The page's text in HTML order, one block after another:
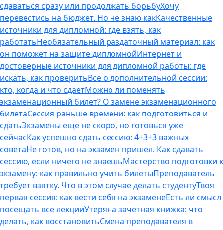
сдаваться сразу или продолжать борьбуХочу
перевестись на бюджет. Но не знаю какКачественные
источники для дипломной: где взять, как
работатьНеобязательный раздаточный материал: как
он поможет на защите дипломнойИнтернет и
достоверные источники для дипломной работы: где
искать, как проверитьВсе о дополнительной сессии:
кто, когда и что сдаетМожно ли поменять
экзаменационный билет? О замене экзаменационного
билетаСессия раньше времени: как подготовиться и
сдатьЭкзамены еще не скоро, но готовься уже
сейчасКак успешно сдать сессию: 4+3+3 важных
советаНе готов, но на экзамен пришел. Как сдавать
сессию, если ничего не знаешьМастерство подготовки к
экзамену: как правильно учить билетыПреподаватель
требует взятку. Что в этом случае делать студентуТвоя
первая сессия: как вести себя на экзаменеЕсть ли смысл
посещать все лекцииУтеряна зачетная книжка: что
делать, как восстановитьСмена преподавателя в